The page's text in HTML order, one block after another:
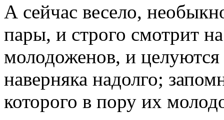
А сейчас весело,
пары, и строго смотрит
молодоженов, и
наверняка надолго;
которого в пору их